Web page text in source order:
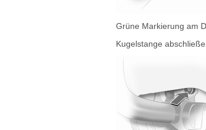
Grüne Markierung am
Kugelstange